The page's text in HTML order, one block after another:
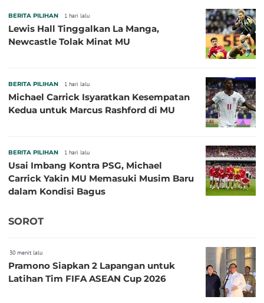
BERITA PILIHAN 1 hari lalu
Lewis Hall Tinggalkan La Manga,
Newcastle Tolak Minat MU
BERITA PILIHAN 1 hari lalu
Michael Carrick Isyaratkan Kesempatan
Kedua untuk Marcus Rashford di MU
BERITA PILIHAN 1 hari lalu
Usai Imbang Kontra PSG, Michael
Carrick Yakin MU Memasuki Musim Baru
dalam Kondisi Bagus
SOROT
30 menit lalu
Pramono Siapkan 2 Lapangan untuk
Latihan Tim FIFA ASEAN Cup 2026